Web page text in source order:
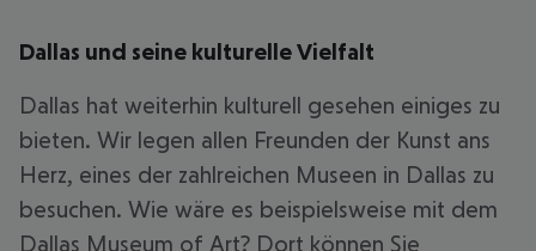
Dallas und seine kulturelle Vielfalt
Dallas hat weiterhin kulturell gesehen einiges zu
bieten. Wir legen allen Freunden der Kunst ans
Herz, eines der zahlreichen Museen in Dallas zu
besuchen. Wie wäre es beispielsweise mit dem
Dallas Museum of Art? Dort können Sie